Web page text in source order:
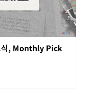
식, Monthly Pick